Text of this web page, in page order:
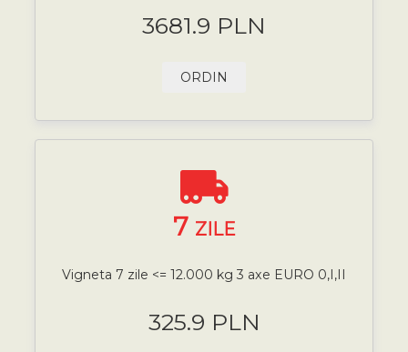
3681.9 PLN
ORDIN
7 ZILE
Vigneta 7 zile <= 12.000 kg 3 axe EURO 0,I,II
325.9 PLN